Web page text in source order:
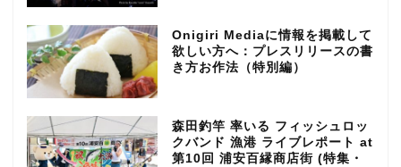
Onigiri Mediaに情報を掲載して
欲しい方へ：プレスリリースの書
き方お作法（特別編）
森田釣竿 率いる フィッシュロッ
クバンド 漁港 ライブレポート at
第10回 浦安百縁商店街 (特集・